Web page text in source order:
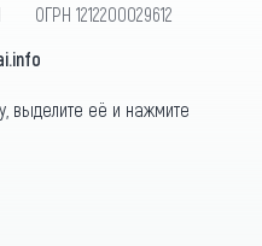
ОГРН 1212200029612
выделите её и нажмите